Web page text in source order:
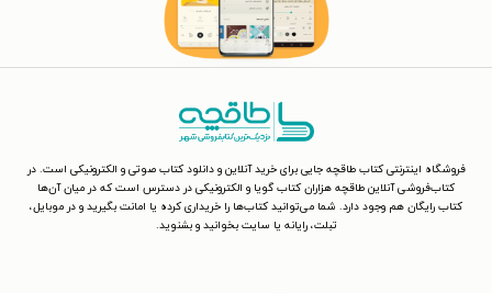
فروشگاه اینترنتی کتاب طاقچه جایی برای خرید آنلاین و دانلود کتاب صوتی و الکترونیکی است. در
کتاب‌فروشی آنلاین طاقچه هزاران کتاب گویا و الکترونیکی در دسترس است که در میان آن‌ها
کتاب رایگان هم وجود دارد. شما می‌توانید کتاب‌ها را خریداری کرده یا امانت بگیرید و در موبایل،
تبلت، رایانه یا سایت بخوانید و بشنوید.